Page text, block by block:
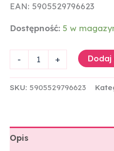
EAN: 5905529796623
Dostępność: 5 w
- + Dodaj
SKU: 5905529796623
Opis